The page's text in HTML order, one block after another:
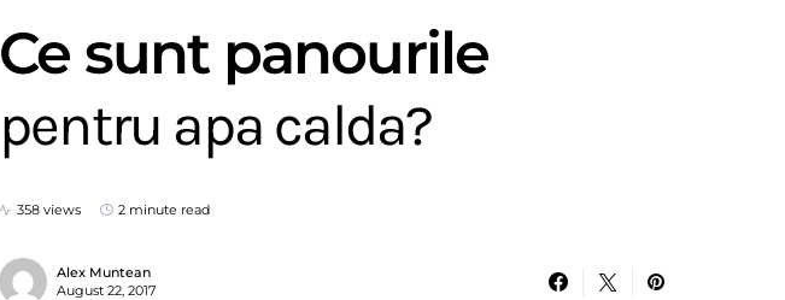
Ce sunt panourile
pentru apa calda?
358 views 2 minute read
Alex Muntean
August 22, 2017